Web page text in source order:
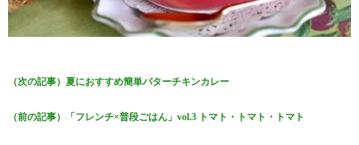
（次の記事）夏におすすめ簡単バターチキンカレー
（前の記事）「フレンチ×普段ごはん」vol.3 トマト・トマト・トマト